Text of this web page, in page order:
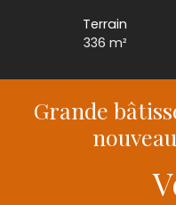
Terrain
336 m²
Grande